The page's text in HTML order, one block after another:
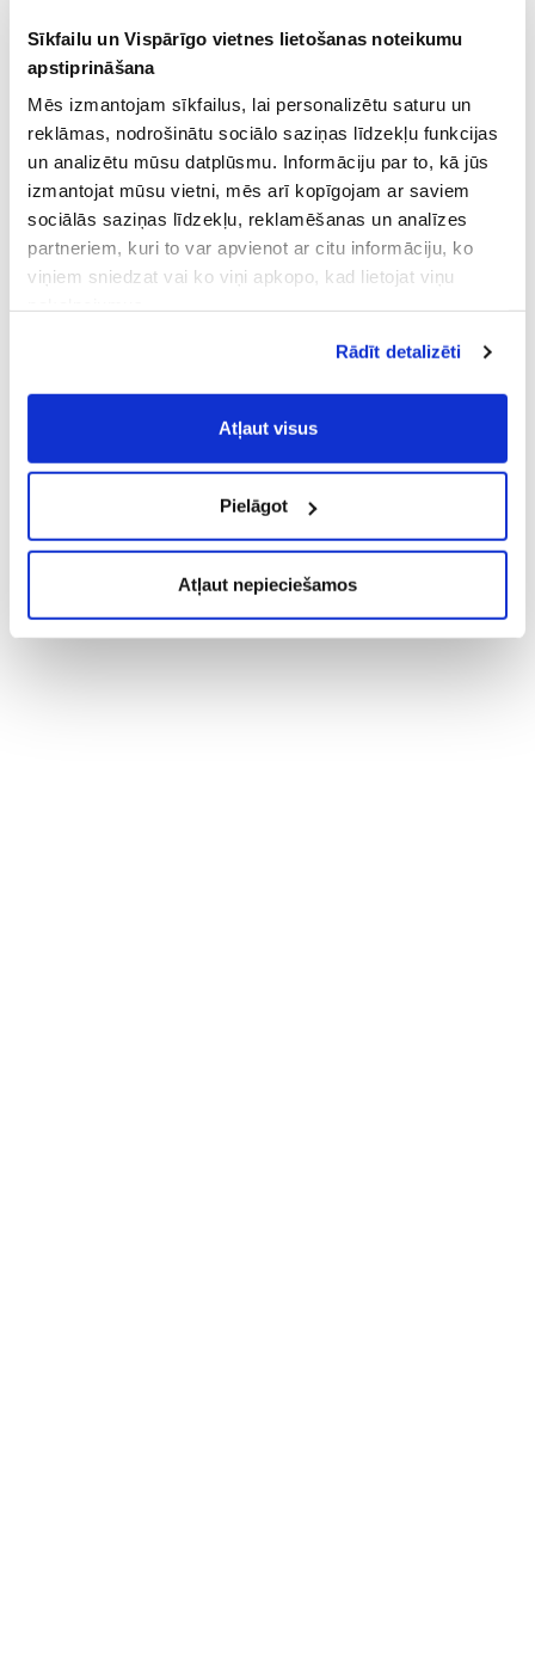
Sīkfailu un Vispārīgo vietnes lietošanas noteikumu
apstiprināšana
Mēs izmantojam sīkfailus, lai personalizētu saturu un
reklāmas, nodrošinātu sociālo saziņas līdzekļu funkcijas
un analizētu mūsu datplūsmu. Informāciju par to, kā jūs
izmantojat mūsu vietni, mēs arī kopīgojam ar saviem
sociālās saziņas līdzekļu, reklamēšanas un analīzes
partneriem, kuri to var apvienot ar citu informāciju, ko
viņiem sniedzat vai ko viņi apkopo, kad lietojat viņu
Vispārīgiem vietnes lietošanas
noteikumiem(saīsināti - VVLN).
Rādīt detalizēti
Atļaut visus
Pielāgot
Atļaut nepieciešamos